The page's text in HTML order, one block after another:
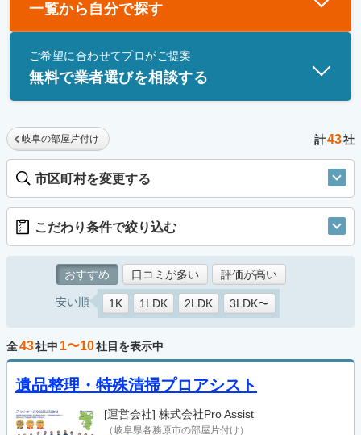
一般財団法人遺品整理認定協会、および一般社団法
士」資格を持つ事業者のみ掲載しています。
一覧から自分で探す
ご希望に合わせてプロがご提案
無料で業者選びを相談する
岐阜の部屋片付け 計43社
市区町村を変更する
こだわり条件で絞り込む
おすすめ 口コミが多い 評価が高い
安い順 1K 1LDK 2LDK 3LDK〜
全43社中 1〜10社目を表示中
遺品整理・特殊清掃プロアシスト
[運営会社] 株式会社Pro Assist
（岐阜県各務原市の部屋片付け）